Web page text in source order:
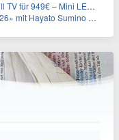
– Mini LED, 144Hz, 2026
Sumino kommt zu arte